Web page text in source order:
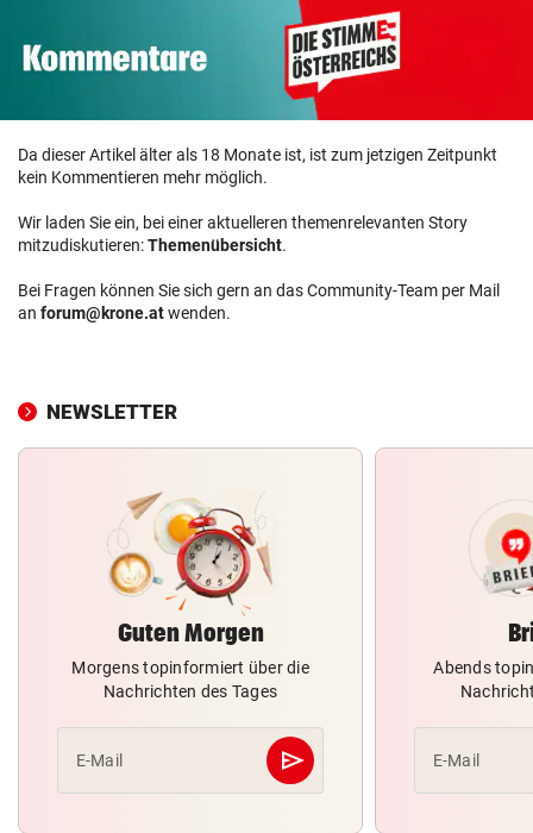
Da dieser Artikel älter als 18 Monate ist, ist zum jetzigen Zeitpunkt
kein Kommentieren mehr möglich.
Wir laden Sie ein, bei einer aktuelleren themenrelevanten Story
mitzudiskutieren:Themenübersicht.
Bei Fragen können Sie sich gern an das Community-Team per Mail
an forum@krone.atwenden.
NEWSLETTER
Guten Morgen
Morgens topinformiert über die
Nachrichten des Tages
E-Mail send
Abschicken
Abends
E-Mail